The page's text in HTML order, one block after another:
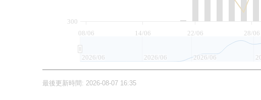
08/06 14/06 22/06 28/06
300
2026/06 2026/06 2026/06
最後更新時間: 2026-08-07 16:35